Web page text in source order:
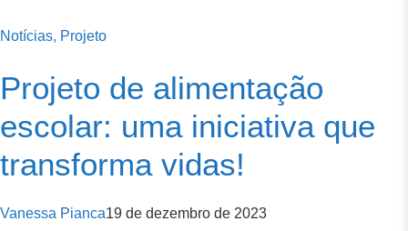
Notícias, Projeto
Projeto de alimentação
escolar: uma iniciativa que
transforma vidas!
Vanessa Pianca19 de dezembro de 2023